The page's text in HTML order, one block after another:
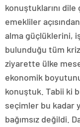
konuştuklarını
emekliler
alma güçlüklerini,
bulunduğu tüm
ziyarette ülke
ekonomik
konuştuk. Tabii ki
seçimler bu kadar
bağımsız değildi.